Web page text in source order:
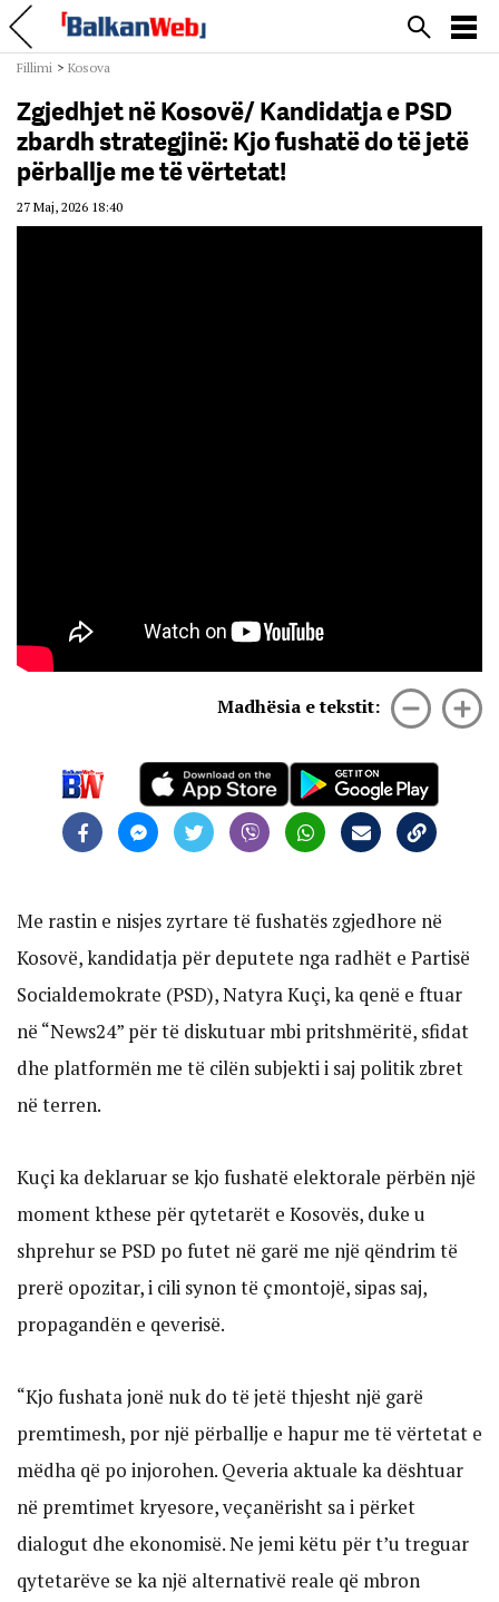
Fillimi > Kosova
Zgjedhjet në Kosovë/ Kandidatja e PSD
zbardh strategjinë: Kjo fushatë do të jetë
përballje me të vërtetat!
27 Maj, 2026 18:40
Madhësia e tekstit:
Me rastin e nisjes zyrtare të fushatës zgjedhore në
Kosovë, kandidatja për deputete nga radhët e Partisë
Socialdemokrate (PSD), Natyra Kuçi, ka qenë e ftuar
në “News24” për të diskutuar mbi pritshmëritë, sfidat
dhe platformën me të cilën subjekti i saj politik zbret
në terren.
Kuçi ka deklaruar se kjo fushatë elektorale përbën një
moment kthese për qytetarët e Kosovës, duke u
shprehur se PSD po futet në garë me një qëndrim të
prerë opozitar, i cili synon të çmontojë, sipas saj,
propagandën e qeverisë.
“Kjo fushata jonë nuk do të jetë thjesht një garë
premtimesh, por një përballje e hapur me të vërtetat e
mëdha që po injorohen. Qeveria aktuale ka dështuar
në premtimet kryesore, veçanërisht sa i përket
dialogut dhe ekonomisë. Ne jemi këtu për t’u treguar
qytetarëve se ka një alternativë reale që mbron